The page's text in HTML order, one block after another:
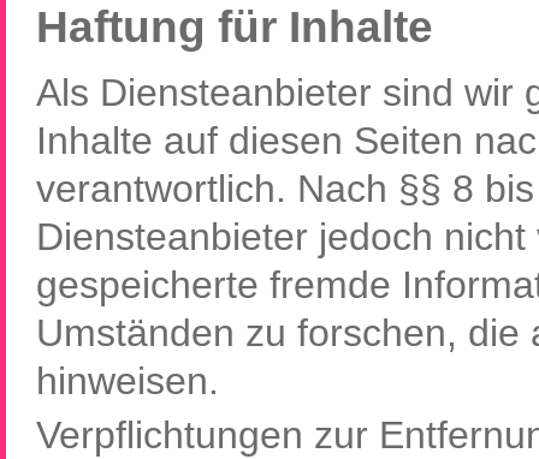
Haftung für Inhalte
Als Diensteanbieter sind wir
Inhalte auf diesen Seiten
verantwortlich. Nach §§ 8
Diensteanbieter jedoch
gespeicherte fremde
Umständen zu forschen,
hinweisen.
Verpflichtungen zur